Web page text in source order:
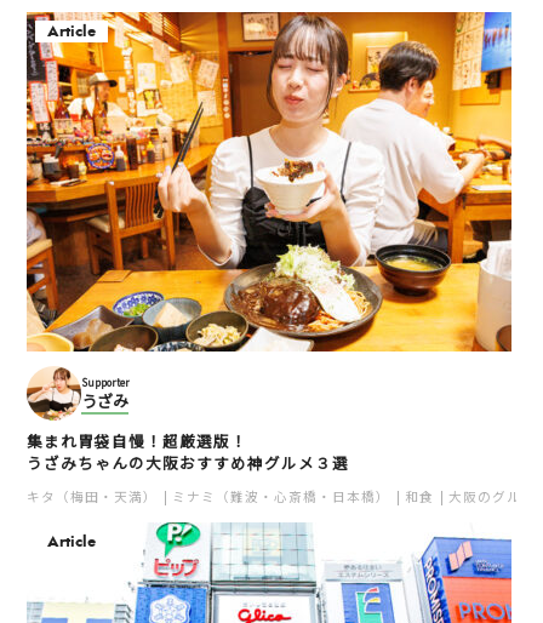
Rojiura Curry SAMURAI.
グランフロント大阪
梅田
カレー キタ（梅田・天満）
インディアンタンドリー
BINDU グランフロント大阪
店
梅田
カレー
キタ（梅田・天満）
多国籍
ERICK SOUTH グランフ
ロント大阪店
梅田
キタ（梅田・天満）
ALL DAY COFFEE
梅田
キタ（梅田・天満）
Article
Supporter
うざみ
集まれ胃袋自慢！超厳選版！
うざみちゃんの大阪おすすめ神グルメ３選
キタ（梅田・天満） ミナミ（難波・心斎橋・日本橋） 和食 大阪のグルメ
Article